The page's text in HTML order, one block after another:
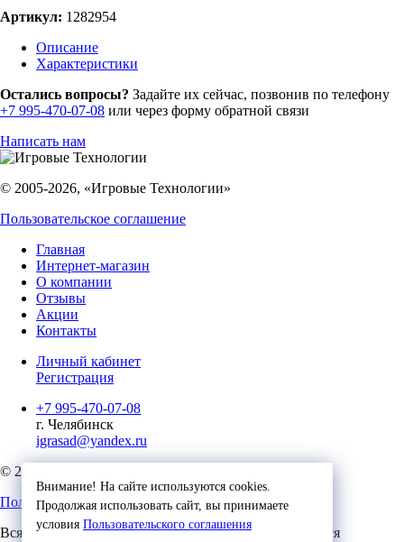
Артикул: 1282954
Описание
Характеристики
Внимание! На сайте используются cookies.
Продолжая использовать сайт, вы принимаете
условия Пользовательского соглашения
Остались вопросы? Задайте их сейчас, позвонив по телефону
+7 995-470-07-08 или через форму обратной связи
Написать нам
© 2005-2026, «Игровые Технологии»
Пользовательское соглашение
Главная
Интернет-магазин
О компании
Отзывы
Акции
Контакты
Личный кабинет
Регистрация
+7 995-470-07-08
г. Челябинск
igrasad@yandex.ru
© 2023, Игровые Технологии
Пользовательское соглашение
Вся представленная на сайте информация, касающаяся